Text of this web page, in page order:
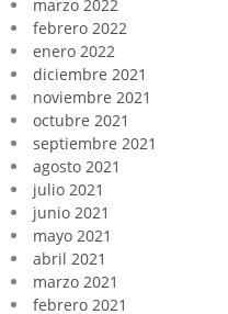
marzo 2022
febrero 2022
enero 2022
diciembre 2021
noviembre 2021
octubre 2021
septiembre 2021
agosto 2021
julio 2021
junio 2021
mayo 2021
abril 2021
marzo 2021
febrero 2021